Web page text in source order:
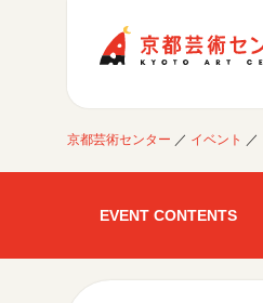
京都芸術センター ／ イベント ／
EVENT CONTENTS
開催中のイベント